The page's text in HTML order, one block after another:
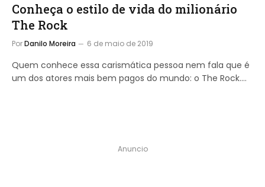
Conheça o estilo de vida do milionário
The Rock
PorDanilo Moreira 6 de maio de 2019
Quem conhece essa carismática pessoa nem fala que é
um dos atores mais bem pagos do mundo: o The Rock.…
Anuncio